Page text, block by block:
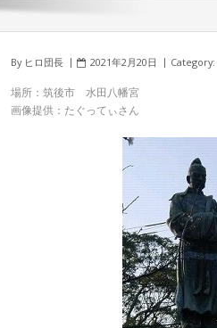
By ヒロ団長 2021年2月20日 Category:
場所：筑後市 水田八幡宮
画像提供：たぐってぃさん